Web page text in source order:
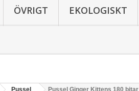
ÖVRIGT EKOLOGISKT
Pussel Pussel Ginger Kittens 180 bitar